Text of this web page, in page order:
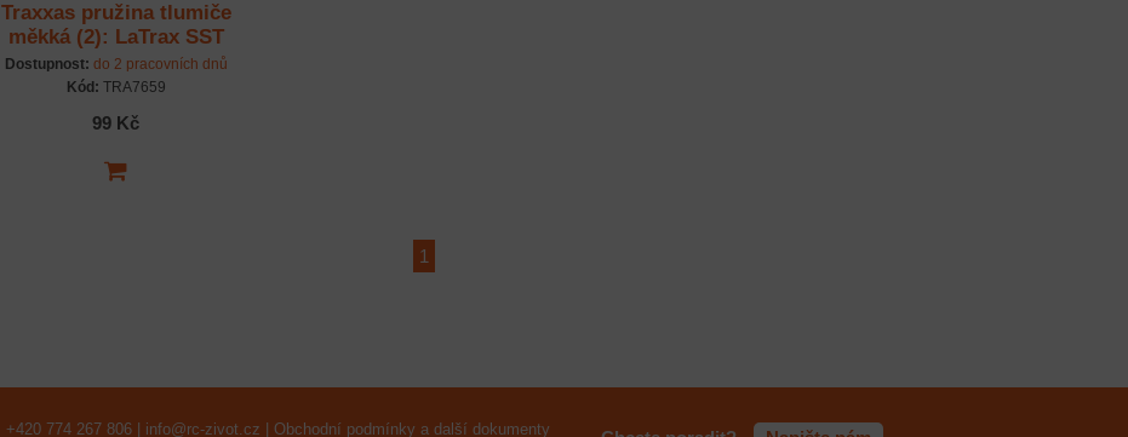
Traxxas pružina tlumiče
měkká (2): LaTrax SST
Dostupnost: do 2 pracovních dnů
Kód: TRA7659
99 Kč
1
+420 774 267 806 | info@rc-zivot.cz Obchodní podmínky a další dokumenty